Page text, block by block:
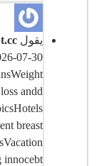
يقول
2026-07-30 الساعة 5:21
loss andd
breast
innocebt